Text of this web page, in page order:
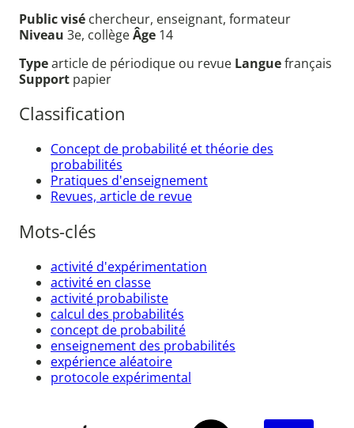
Public visé chercheur, enseignant, formateur
Niveau 3e, collègeÂge 14
Typearticle de périodique ou revue Languefrançais
Support papier
Classification
Concept de probabilité et théorie des
probabilités
Pratiques d'enseignement
Revues, article de revue
Mots-clés
activité d'expérimentation
activité en classe
activité probabiliste
calcul des probabilités
concept de probabilité
enseignement des probabilités
expérience aléatoire
protocole expérimental